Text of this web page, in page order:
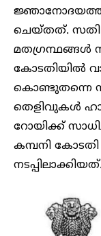
ചെയ്തത്. സതി
മതഗ്രന്ഥങ്ങൾ
കോടതിയിൽ
കൊണ്ടുതന്നെ
തെളിവുകൾ
റോയിക്ക്
കമ്പനി
നടപ്പിലാക്കിയത്.